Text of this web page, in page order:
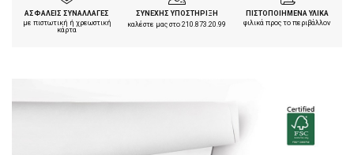
ΑΣΦΑΛΕΙΣ ΣΥΝΑΛΛΑΓΕΣ
με πιστωτική ή χρεωστική
κάρτα
ΣΥΝΕΧΗΣ ΥΠΟΣΤΗΡΙΞΗ
καλέστε μας στο210.873.20.99
ΠΙΣΤΟΠΟΙΗΜΕΝΑ ΥΛΙΚΑ
φιλικά προς το περιβάλλον